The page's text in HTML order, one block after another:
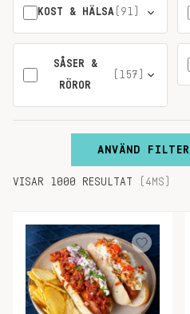
KOST & HÄLSA (91)
SÅSER &
RÖROR
(157)
ANVÄND FILTER
VISAR 1000 RESULTAT (4MS)